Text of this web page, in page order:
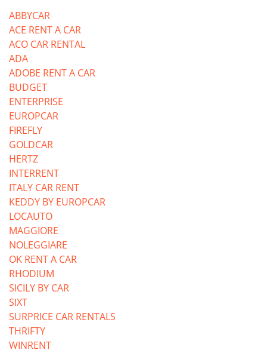
ABBYCAR
ACE RENT A CAR
ACO CAR RENTAL
ADA
ADOBE RENT A CAR
BUDGET
ENTERPRISE
EUROPCAR
FIREFLY
GOLDCAR
HERTZ
INTERRENT
ITALY CAR RENT
KEDDY BY EUROPCAR
LOCAUTO
MAGGIORE
NOLEGGIARE
OK RENT A CAR
RHODIUM
SICILY BY CAR
SIXT
SURPRICE CAR RENTALS
THRIFTY
WINRENT